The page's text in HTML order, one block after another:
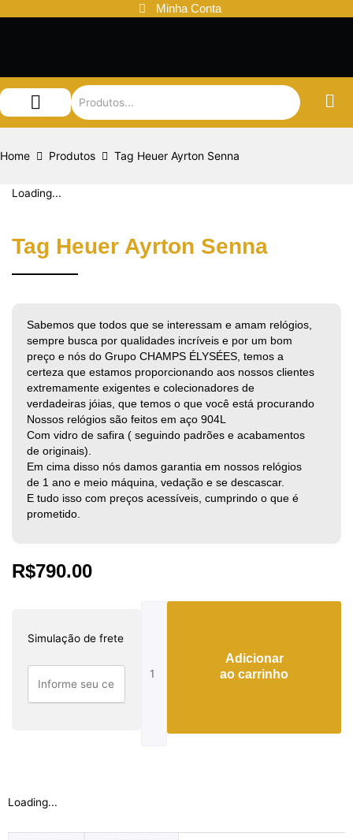
Minha Conta
Home Produtos Tag Heuer Ayrton Senna
Loading...
Tag Heuer Ayrton Senna
Sabemos que todos que se interessam e amam relógios,
sempre busca por qualidades incríveis e por um bom
preço e nós do Grupo CHAMPS ÉLYSÉES, temos a
certeza que estamos proporcionando aos nossos clientes
extremamente exigentes e colecionadores de
verdadeiras jóias, que temos o que você está procurando
Nossos relógios são feitos em aço 904L
Com vidro de safira ( seguindo padrões e acabamentos
de originais).
Em cima disso nós damos garantia em nossos relógios
de 1 ano e meio máquina, vedação e se descascar.
E tudo isso com preços acessíveis, cumprindo o que é
prometido.
R$790.00
Simulação de frete
quantidade
Adicionar
ao carrinho
Loading...